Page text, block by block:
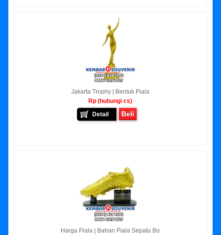
Jakarta Trophy | Bentuk Piala
Rp (hubungi cs)
Detail
Beli
Harga Piala | Bahan Piala Sepatu Bo